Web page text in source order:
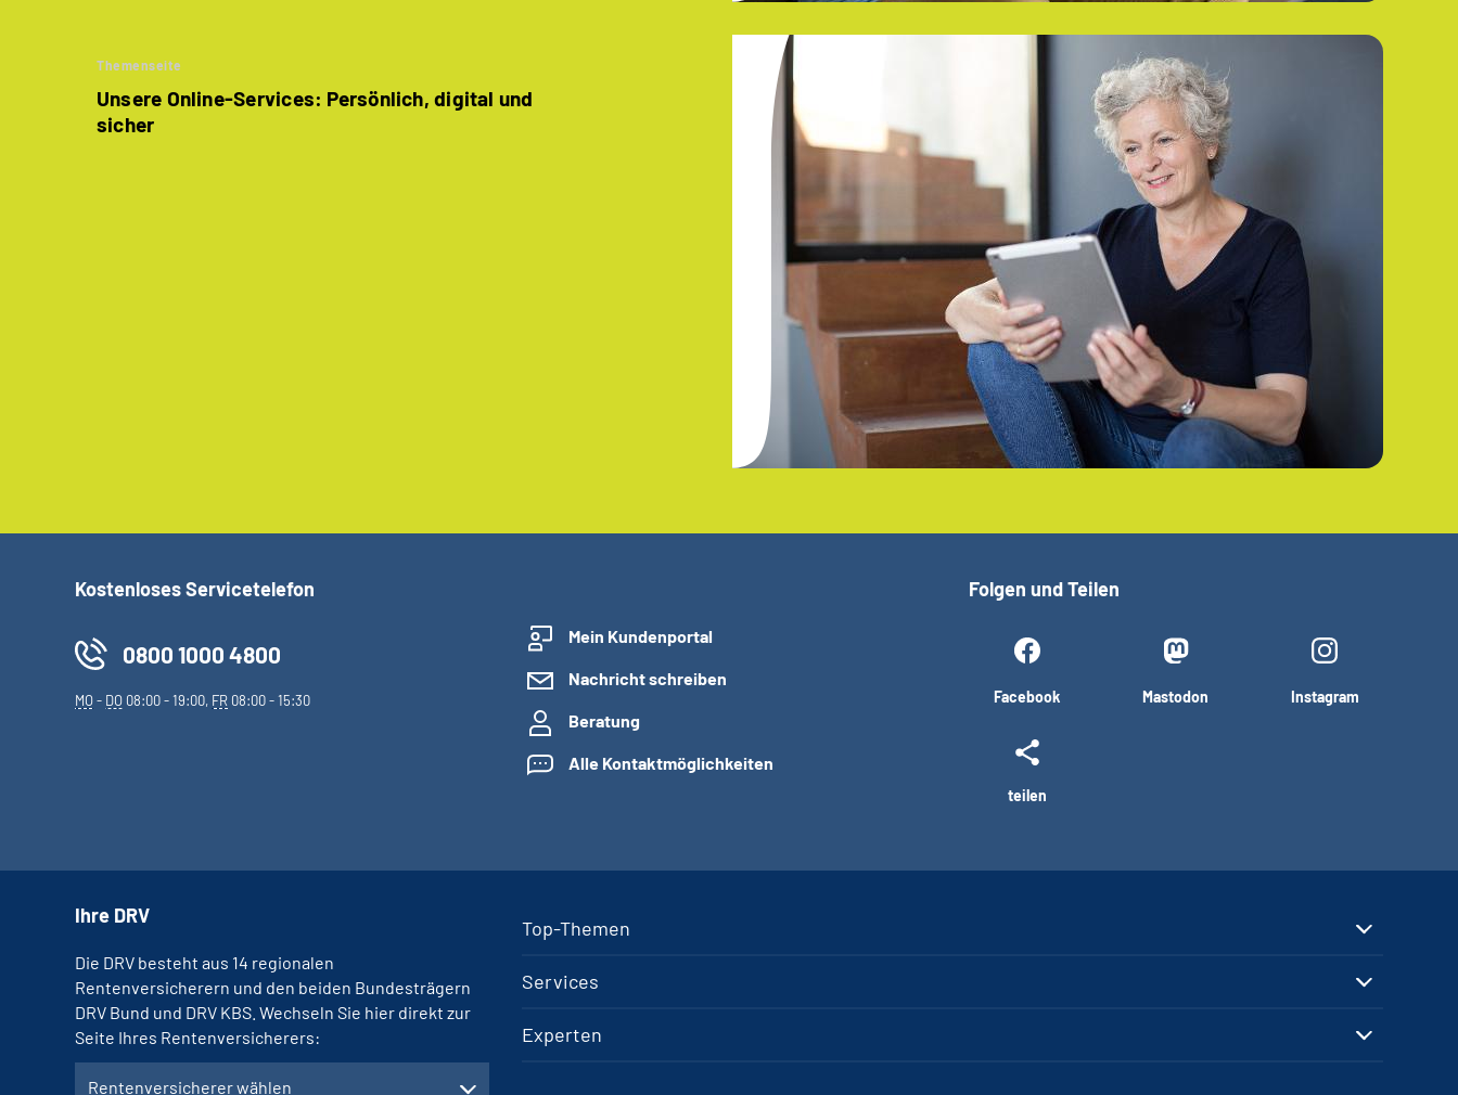
Themenseite
Unsere Online-Services: Persönlich, digital und
sicher
Kostenloses Servicetelefon
0800 1000 4800
MO- DO 08:00 - 19:00, FR 08:00 - 15:30
Mein Kundenportal
Nachricht schreiben
Beratung
Alle Kontaktmöglichkeiten
Folgen und Teilen
Facebook Mastodon Instagram
teilen
Top-Themen
Services
Experten
Ihre DRV
Die DRV besteht aus 14 regionalen
Rentenversicherern und den beiden Bundesträgern
DRV Bund und DRV KBS. Wechseln Sie hier direkt zur
Seite Ihres Rentenversicherers:
Rentenversicherer wählen